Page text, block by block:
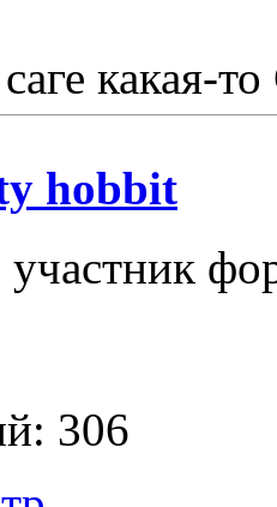
какая-
hobbit
306